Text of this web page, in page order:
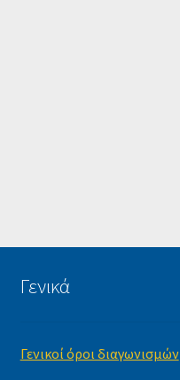
Γενικά
Γενικοί όροι διαγωνισμών